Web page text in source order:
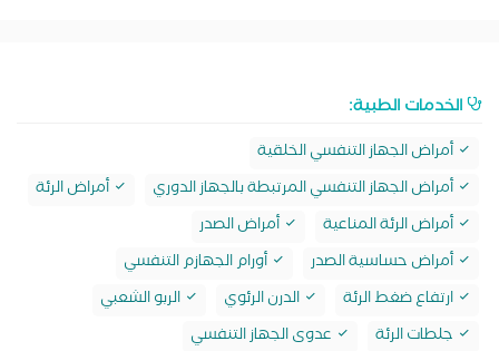
الخدمات الطبية:
أمراض الجهاز التنفسي الخلقية
أمراض الجهاز التنفسي المرتبطة بالجهاز الدوري
أمراض الرئة
أمراض الرئة المناعية
أمراض الصدر
أمراض حساسية الصدر
أورام الجهازم التنفسي
ارتفاع ضغط الرئة
الدرن الرئوي
الربو الشعبي
جلطات الرئة
عدوى الجهاز التنفسي